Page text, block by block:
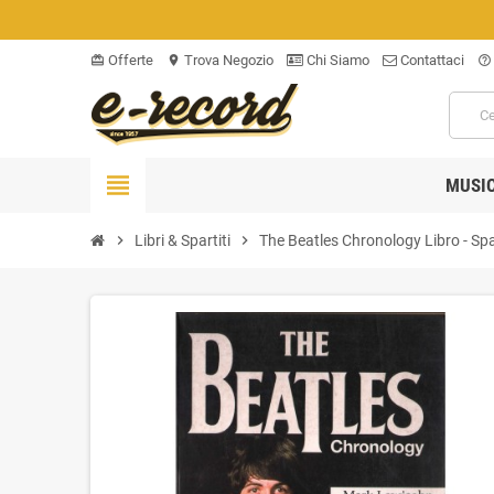
card_giftcard Offerte location_on Trova Negozio Chi Siamo Contattaci help_outline
view_headline
chevron_right Libri & Spartiti chevron_right The Beatles Chronology Libro -